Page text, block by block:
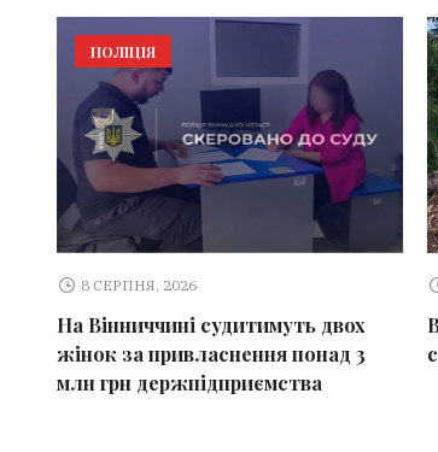
ПОЛІЦІЯ
8 СЕРПНЯ, 2026
На Вінниччині судитимуть двох
жінок за привласнення понад 3
млн грн держпідприємства